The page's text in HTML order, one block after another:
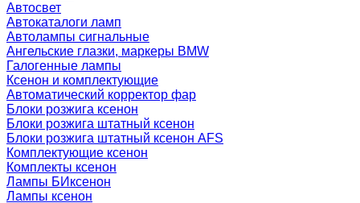
Автосвет
Автокаталоги ламп
Автолампы сигнальные
Ангельские глазки, маркеры BMW
Галогенные лампы
Ксенон и комплектующие
Автоматический корректор фар
Блоки розжига ксенон
Блоки розжига штатный ксенон
Блоки розжига штатный ксенон AFS
Комплектующие ксенон
Комплекты ксенон
Лампы БИксенон
Лампы ксенон